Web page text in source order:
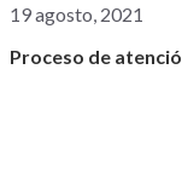
19 agosto, 2021
Proceso de